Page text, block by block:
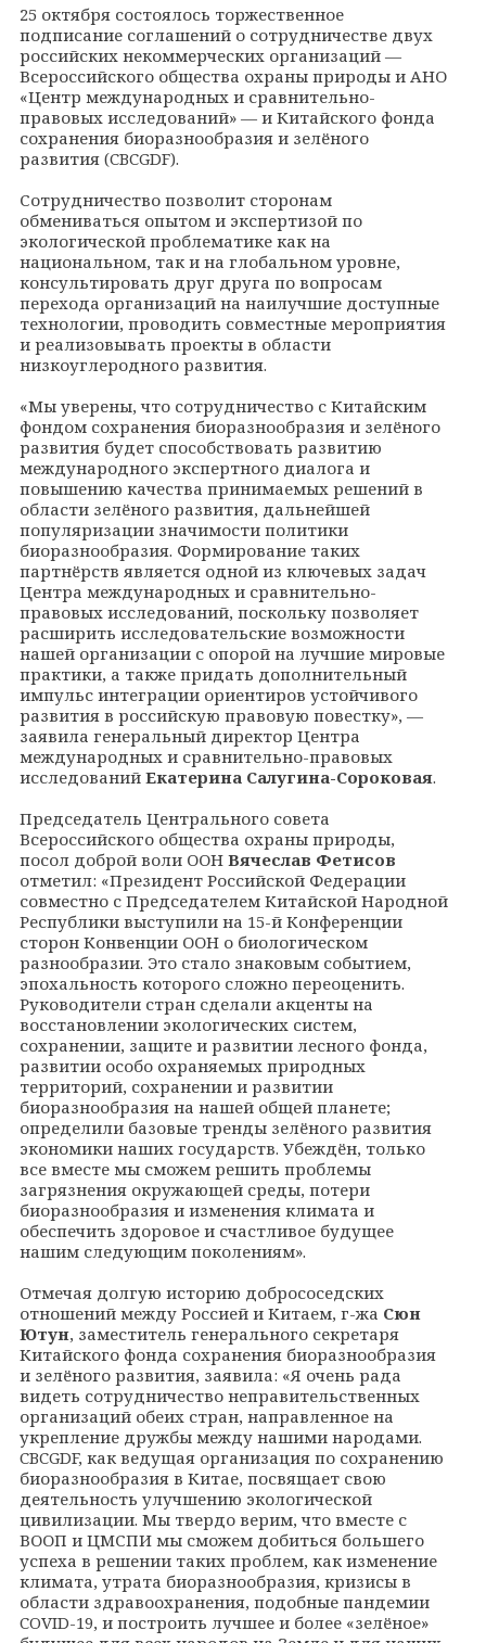
25 октября состоялось торжественное
подписание соглашений о сотрудничестве двух
российских некоммерческих организаций —
Всероссийского общества охраны природы и АНО
«Центр международных и сравнительно-
правовых исследований» — и Китайского фонда
сохранения биоразнообразия и зелёного
развития (CBCGDF).
Сотрудничество позволит сторонам
обмениваться опытом и экспертизой по
экологической проблематике как на
национальном, так и на глобальном уровне,
консультировать друг друга по вопросам
перехода организаций на наилучшие доступные
технологии, проводить совместные мероприятия
и реализовывать проекты в области
низкоуглеродного развития.
«Мы уверены, что сотрудничество с Китайским
фондом сохранения биоразнообразия и зелёного
развития будет способствовать развитию
международного экспертного диалога и
повышению качества принимаемых решений в
области зелёного развития, дальнейшей
популяризации значимости политики
биоразнообразия. Формирование таких
партнёрств является одной из ключевых задач
Центра международных и сравнительно-
правовых исследований, поскольку позволяет
расширить исследовательские возможности
нашей организации с опорой на лучшие мировые
практики, а также придать дополнительный
импульс интеграции ориентиров устойчивого
развития в российскую правовую повестку», —
заявила генеральный директор Центра
международных и сравнительно-правовых
исследований Екатерина Салугина-Сороковая.
Председатель Центрального совета
Всероссийского общества охраны природы,
посол доброй воли ООН Вячеслав Фетисов
отметил: «Президент Российской Федерации
совместно с Председателем Китайской Народной
Республики выступили на 15-й Конференции
сторон Конвенции ООН о биологическом
разнообразии. Это стало знаковым событием,
эпохальность которого сложно переоценить.
Руководители стран сделали акценты на
восстановлении экологических систем,
сохранении, защите и развитии лесного фонда,
развитии особо охраняемых природных
территорий, сохранении и развитии
биоразнообразия на нашей общей планете;
определили базовые тренды зелёного развития
экономики наших государств. Убеждён, только
все вместе мы сможем решить проблемы
загрязнения окружающей среды, потери
биоразнообразия и изменения климата и
обеспечить здоровое и счастливое будущее
нашим следующим поколениям».
Отмечая долгую историю добрососедских
отношений между Россией и Китаем, г-жа Сюн
Ютун, заместитель генерального секретаря
Китайского фонда сохранения биоразнообразия
и зелёного развития, заявила: «Я очень рада
видеть сотрудничество неправительственных
организаций обеих стран, направленное на
укрепление дружбы между нашими народами.
CBCGDF, как ведущая организация по сохранению
биоразнообразия в Китае, посвящает свою
деятельность улучшению экологической
цивилизации. Мы твердо верим, что вместе с
ВООП и ЦМСПИ мы сможем добиться большего
успеха в решении таких проблем, как изменение
климата, утрата биоразнообразия, кризисы в
области здравоохранения, подобные пандемии
COVID-19, и построить лучшее и более «зелёное»